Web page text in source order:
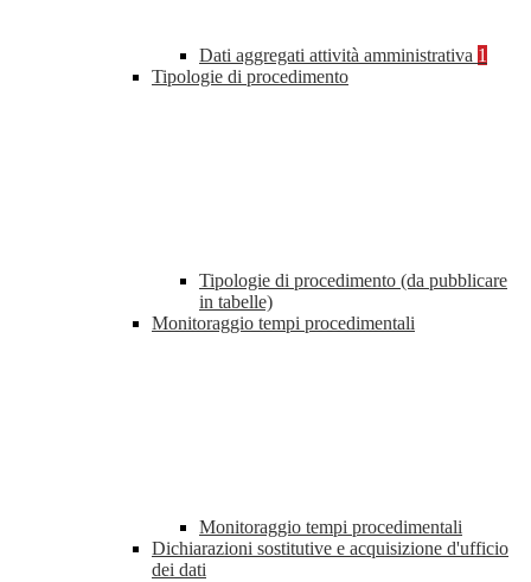
Dati aggregati attività amministrativa 1
Tipologie di procedimento
Tipologie di procedimento (da pubblicare
in tabelle)
Monitoraggio tempi procedimentali
Monitoraggio tempi procedimentali
Dichiarazioni sostitutive e acquisizione d'ufficio
dei dati